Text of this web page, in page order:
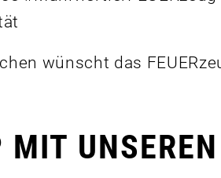
wünscht das
MIT